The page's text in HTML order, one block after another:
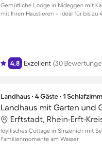
Gemütliche Lodge in Nideggen mit
mit Ihren Haustieren – ideal für bis zu
4.8 Exzellent (30
Landhaus ∙ 4 Gäste ∙ 1
Landhaus mit Garten und
Erftstadt, Rhein-Erft-
Idyllisches Cottage in Sinzenich mit
Familienmomente am Wasser